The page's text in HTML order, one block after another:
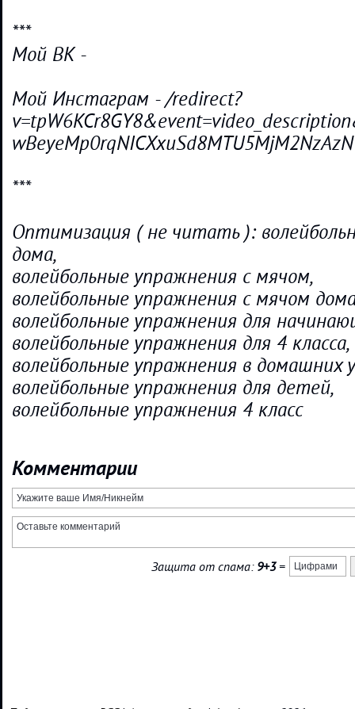
***
Мой ВК -
Мой Инстаграм - /redirect?
***
Оптимизация ( не читать ):
дома,
волейбольные упражнения с мячом,
волейбольные упражнения с мячом
волейбольные упражнения для
волейбольные упражнения для 4 класса,
волейбольные упражнения в домашних
волейбольные упражнения для детей,
волейбольные упражнения 4 класс
Комментарии
Защита от спама: 9+3=